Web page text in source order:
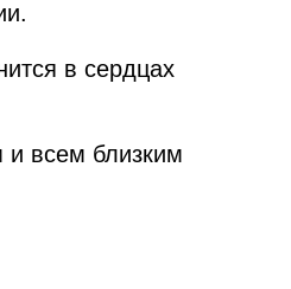
в сердцах
всем близким